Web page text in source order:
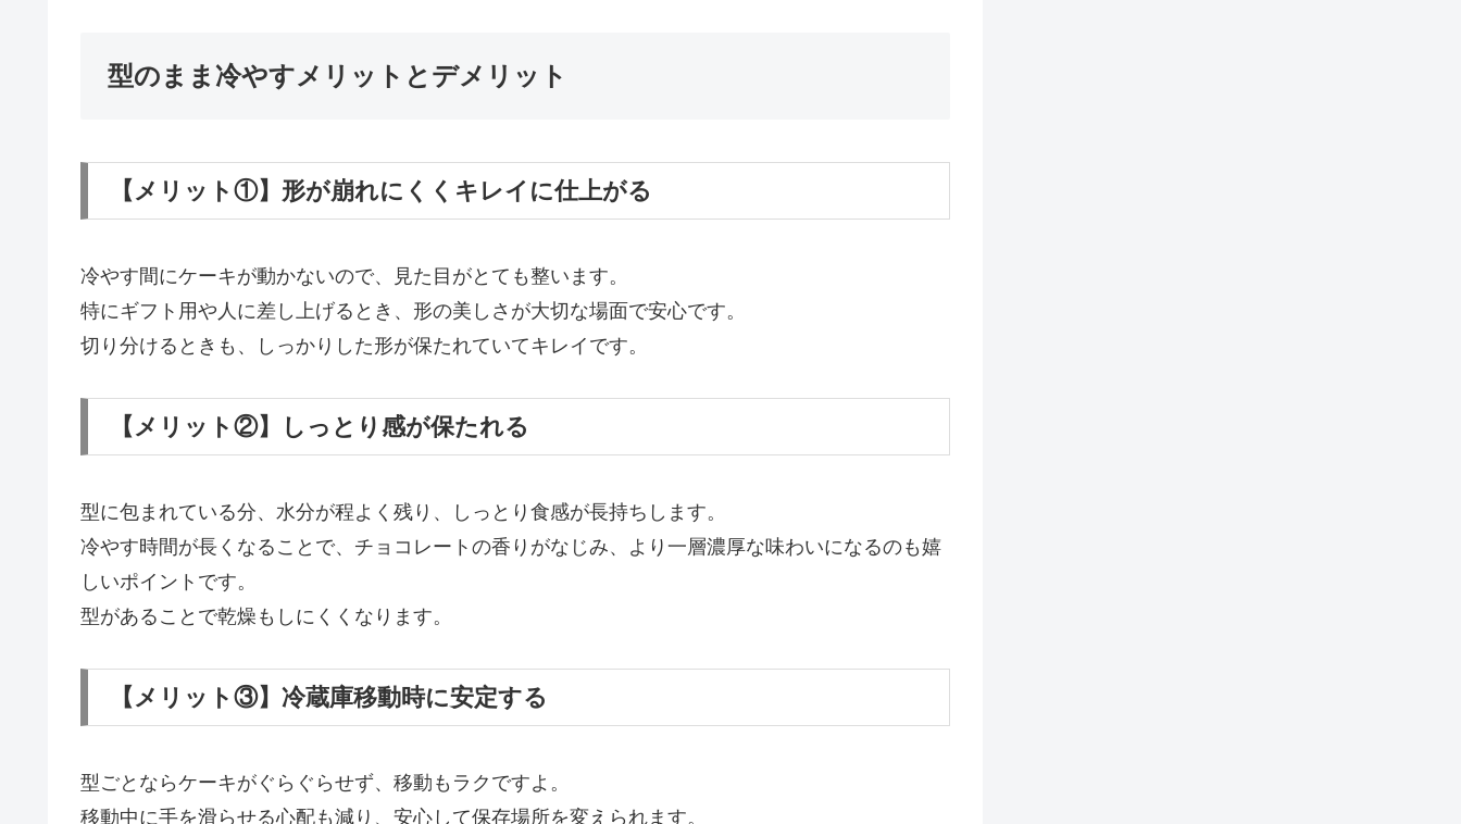
型のまま冷やすメリットとデメリット
【メリット①】形が崩れにくくキレイに仕上がる
冷やす間にケーキが動かないので、見た目がとても整います。
特にギフト用や人に差し上げるとき、形の美しさが大切な場面で安心です。
切り分けるときも、しっかりした形が保たれていてキレイです。
【メリット②】しっとり感が保たれる
型に包まれている分、水分が程よく残り、しっとり食感が長持ちします。
冷やす時間が長くなることで、チョコレートの香りがなじみ、より一層濃厚な味わいになるのも嬉
しいポイントです。
型があることで乾燥もしにくくなります。
【メリット③】冷蔵庫移動時に安定する
型ごとならケーキがぐらぐらせず、移動もラクですよ。
移動中に手を滑らせる心配も減り、安心して保存場所を変えられます。